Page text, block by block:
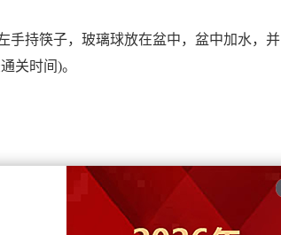
手持筷子，玻璃球放在盆中，盆中加水，并
关时间)。